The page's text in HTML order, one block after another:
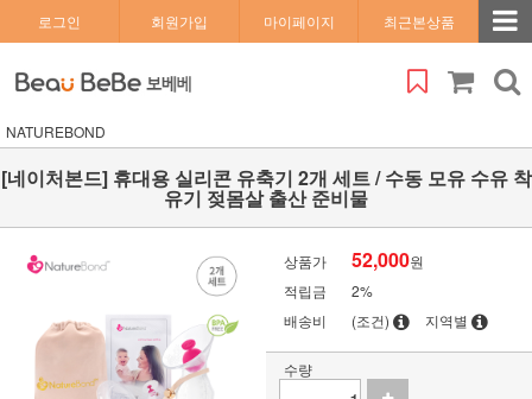
로그인 회원가입 마이페이지 최근본상품
NATUREBOND
[네이처본드] 휴대용 실리콘 유축기 2개 세트 / 수동 모유 수유 착
유기 젖몸살 출산 준비물
상품가 52,000원
적립금
2%
배송비
(조건) 지역별
수량